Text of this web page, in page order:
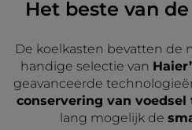
Het beste van
De koelkasten bevatten de
handige selectie van
geavanceerde
conservering van
lang mogelijk de